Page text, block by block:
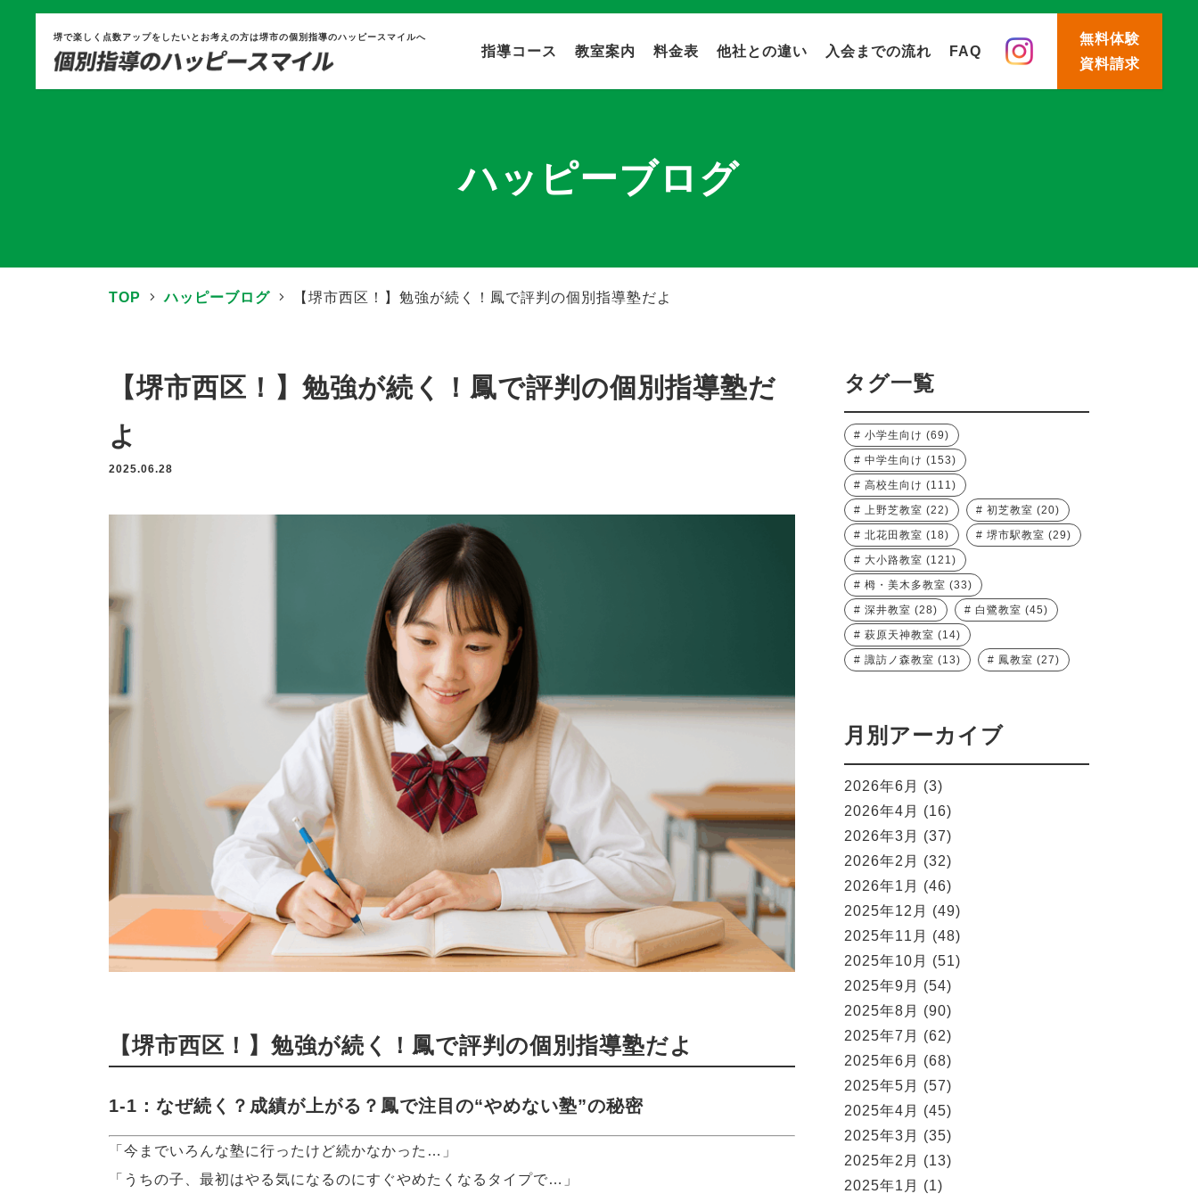
堺で楽しく点数アップをしたいとお考えの方は堺市の個別指導のハッピースマイルへ
指導コース 教室案内 料金表 他社との違い 入会までの流れ FAQ
無料体験
資料請求
ハッピーブログ
TOP ハッピーブログ 【堺市西区！】勉強が続く！鳳で評判の個別指導塾だよ
【堺市西区！】勉強が続く！鳳で評判の個別指導塾だ
よ
2025.06.28
【堺市西区！】勉強が続く！鳳で評判の個別指導塾だよ
1-1：なぜ続く？成績が上がる？鳳で注目の“やめない塾”の秘密
「今までいろんな塾に行ったけど続かなかった…」
「うちの子、最初はやる気になるのにすぐやめたくなるタイプで…」
タグ一覧
小学生向け (69)
中学生向け (153)
高校生向け (111)
上野芝教室 (22) 初芝教室 (20)
北花田教室 (18) 堺市駅教室 (29)
大小路教室 (121)
栂・美木多教室 (33)
深井教室 (28) 白鷺教室 (45)
萩原天神教室 (14)
諏訪ノ森教室 (13) 鳳教室 (27)
月別アーカイブ
2026年6月
(3)
2026年4月
(16)
2026年3月
(37)
2026年2月
(32)
2026年1月
(46)
2025年12月
(49)
2025年11月
(48)
2025年10月
(51)
2025年9月
(54)
2025年8月
(90)
2025年7月
(62)
2025年6月
(68)
2025年5月
(57)
2025年4月
(45)
2025年3月
(35)
2025年2月
(13)
2025年1月
(1)